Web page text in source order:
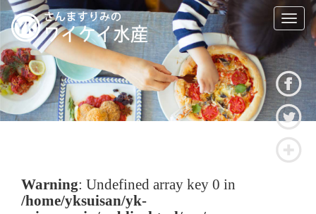
T
o
g
g
l
e
n
a
v
i
g
Warning: Undefined array key 0 in
/home/yksuisan/yk-